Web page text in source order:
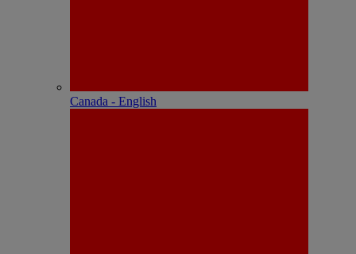
Canada - English